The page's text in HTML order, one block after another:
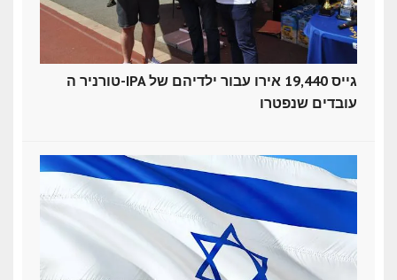
טורניר ה-IPA גייס 19,440 אירו עבור ילדיהם של
עובדים שנפטרו